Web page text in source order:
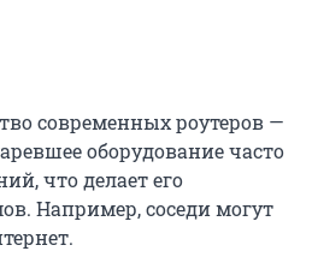
современных роутеров —
оборудование часто
что делает его
Например, соседи могут